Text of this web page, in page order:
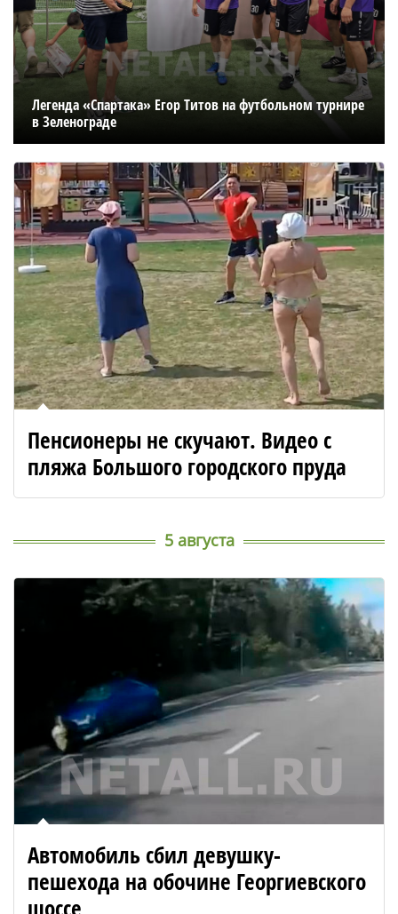
Легенда «Спартака» Егор Титов на футбольном турнире
в Зеленограде
Пенсионеры не скучают. Видео с
пляжа Большого городского пруда
5 августа
Автомобиль сбил девушку-
пешехода на обочине Георгиевского
шоссе